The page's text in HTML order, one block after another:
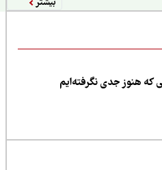
جدی نگرفته‌ایم